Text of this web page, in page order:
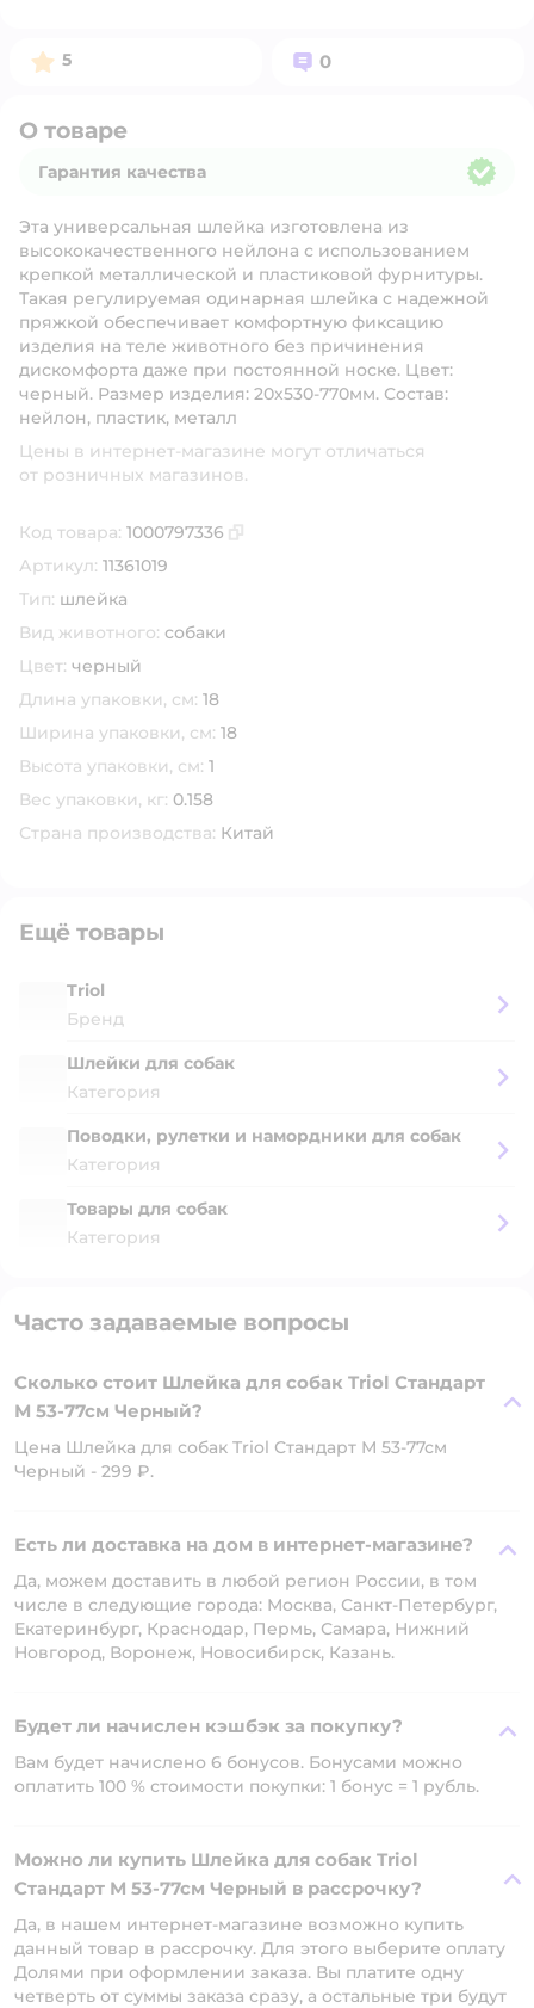
Рейтинг:
5 Вопросов:
0
О товаре
Гарантия качества
Эта универсальная шлейка изготовлена из
высококачественного нейлона с использованием
крепкой металлической и пластиковой фурнитуры.
Такая регулируемая одинарная шлейка с надежной
пряжкой обеспечивает комфортную фиксацию
изделия на теле животного без причинения
дискомфорта даже при постоянной носке. Цвет:
черный. Размер изделия: 20х530-770мм. Состав:
нейлон, пластик, металл
Цены в интернет-магазине могут отличаться
от розничных магазинов.
Код товара: 1000797336
Артикул: 11361019
Тип: шлейка
Вид животного: собаки
Цвет: черный
Длина упаковки, см: 18
Ширина упаковки, см: 18
Высота упаковки, см: 1
Вес упаковки, кг: 0.158
Страна производства: Китай
Ещё товары
Triol
Бренд
Шлейки для собак
Категория
Поводки, рулетки и намордники для собак
Категория
Товары для собак
Категория
Часто задаваемые вопросы
Сколько стоит Шлейка для собак Triol Стандарт
М 53-77см Черный?
Цена Шлейка для собак Triol Стандарт М 53-77см
Черный - 299 ₽.
Есть ли доставка на дом в интернет-магазине?
Да, можем доставить в любой регион России, в том
числе в следующие города: Москва, Санкт-Петербург,
Екатеринбург, Краснодар, Пермь, Самара, Нижний
Новгород, Воронеж, Новосибирск, Казань.
Будет ли начислен кэшбэк за покупку?
Вам будет начислено 6 бонусов. Бонусами можно
оплатить 100 % стоимости покупки: 1 бонус = 1 рубль.
Можно ли купить Шлейка для собак Triol
Стандарт М 53-77см Черный в рассрочку?
Да, в нашем интернет-магазине возможно купить
данный товар в рассрочку. Для этого выберите оплату
Долями при оформлении заказа. Вы платите одну
четверть от суммы заказа сразу, а остальные три будут